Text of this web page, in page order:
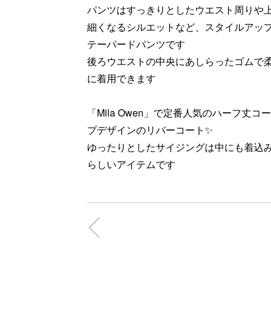
パンツはすっきりとしたウエスト周りや
細くなるシルエットなど、スタイルアッ
テーパードパンツです
後ろウエストの中央にあしらったゴムで
に着用できます
「Mila Owen」で定番人気のハーフ丈コ
プデザインのリバーコート✨
ゆったりとしたサイジングは中にも着込
らしいアイテムです